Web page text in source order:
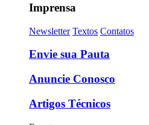
Imprensa
Newsletter Textos Contatos
Envie sua Pauta
Anuncie Conosco
Artigos Técnicos